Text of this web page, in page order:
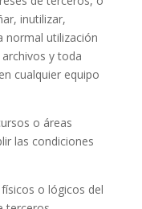
inutilizar,
normal utilización
y toda
cualquier equipo
o áreas
las condiciones
o lógicos del